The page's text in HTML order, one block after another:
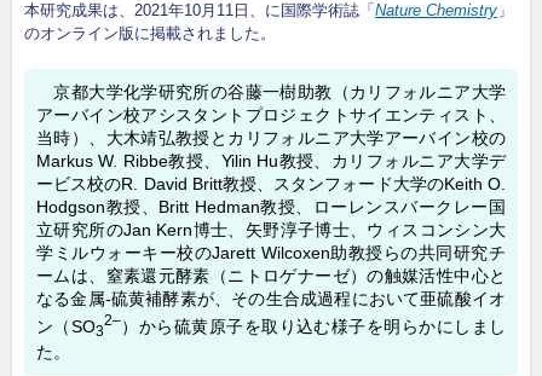
c
e
b
o
o
k
本研究成果は、2021年10月11日、に国際学術誌「 Nature Chemistry 」
のオンライン版に掲載されました。
京都大学化学研究所の谷藤一樹助教（カリフォルニア大学
アーバイン校アシスタントプロジェクトサイエンティスト、
当時）、大木靖弘教授とカリフォルニア大学アーバイン校の
Markus W. Ribbe教授、Yilin Hu教授、カリフォルニア大学デ
ービス校のR. David Britt教授、スタンフォード大学のKeith O.
Hodgson教授、Britt Hedman教授、ローレンスバークレー国
立研究所のJan Kern博士、矢野淳子博士、ウィスコンシン大
学ミルウォーキー校のJarett Wilcoxen助教授らの共同研究チ
ームは、窒素還元酵素（ニトロゲナーゼ）の触媒活性中心と
なる金属-硫黄補酵素が、その生合成過程において亜硫酸イオ
ン（SO3
2–）から硫黄原子を取り込む様子を明らかにしまし
た。